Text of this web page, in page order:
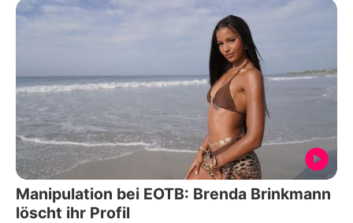
Manipulation bei EOTB: Brenda Brinkmann
löscht ihr Profil